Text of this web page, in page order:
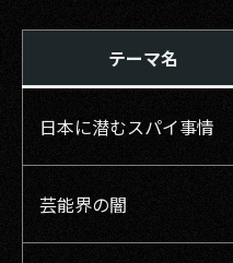
テーマ名
日本に潜むスパイ事情
芸能界の闇